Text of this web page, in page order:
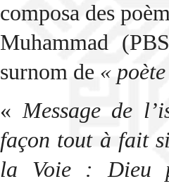
composa des
Muhammad
surnom de «
«Message de
façon tout à fait
la Voie : Dieu